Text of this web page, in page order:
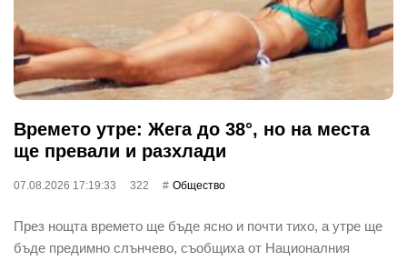
Времето утре: Жега до 38°, но на места
ще превали и разхлади
07.08.2026 17:19:33 322 Общество
През нощта времето ще бъде ясно и почти тихо, а утре ще
бъде предимно слънчево, съобщиха от Националния